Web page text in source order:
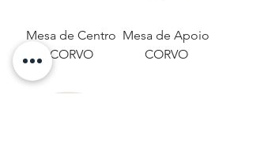
Mesa de Centro
CORVO
Mesa de Apoio
CORVO